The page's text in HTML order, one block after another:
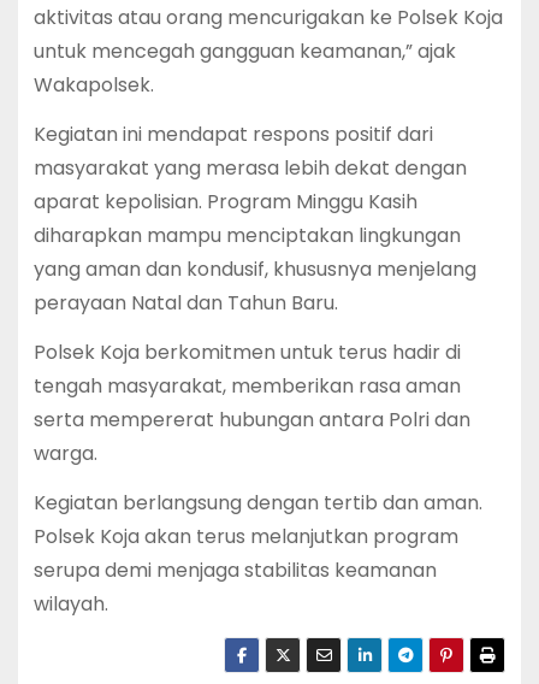
aktivitas atau orang mencurigakan ke Polsek Koja
untuk mencegah gangguan keamanan,” ajak
Wakapolsek.
Kegiatan ini mendapat respons positif dari
masyarakat yang merasa lebih dekat dengan
aparat kepolisian. Program Minggu Kasih
diharapkan mampu menciptakan lingkungan
yang aman dan kondusif, khususnya menjelang
perayaan Natal dan Tahun Baru.
Polsek Koja berkomitmen untuk terus hadir di
tengah masyarakat, memberikan rasa aman
serta mempererat hubungan antara Polri dan
warga.
Kegiatan berlangsung dengan tertib dan aman.
Polsek Koja akan terus melanjutkan program
serupa demi menjaga stabilitas keamanan
wilayah.